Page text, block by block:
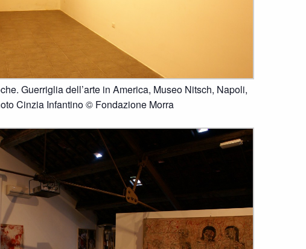
Guerriglia dell’arte in America, Museo Nitsch, Napoli,
Cinzia Infantino © Fondazione Morra